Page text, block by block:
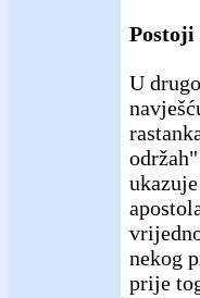
Postoji
U
nekog
prije